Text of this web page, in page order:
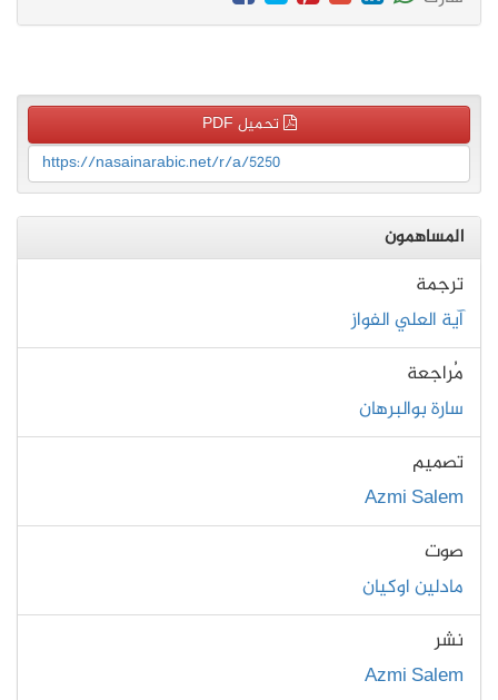
تحميل PDF
https://nasainarabic.net/r/a/5250
المساهمون
ترجمة
آية العلي الفواز
مُراجعة
سارة بوالبرهان
تصميم
Azmi Salem
صوت
مادلين اوكيان
نشر
Azmi Salem